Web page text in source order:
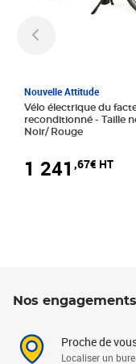
Nouvelle Attitude
Vélo électrique du
reconditionné - Taille normale -
Noir/ Rouge
1 241 ,67€ HT
Nos engagements
Proche de
Localiser un